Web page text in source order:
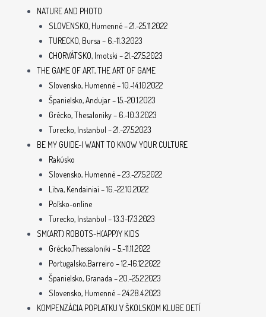
NATURE AND PHOTO
SLOVENSKO, Humenné – 21.-25.11.2022
TURECKO, Bursa – 6.-11.3.2023
CHORVÁTSKO, Imotski – 21.-27.5.2023
THE GAME OF ART, THE ART OF GAME
Slovensko, Humenné – 10.-14.10.2022
Španielsko, Andujar – 15.-20.1.2023
Grécko, Thesaloniky – 6.-10.3.2023
Turecko, Instanbul – 21.-27.5.2023
BE MY GUIDE-I WANT TO KNOW YOUR CULTURE
Rakúsko
Slovensko, Humenné – 23.-27.5.2022
Litva, Kendainiai – 16.-22.10.2022
Poľsko-online
Turecko, Instanbul – 13.3-17.3.2023
SM(ART) ROBOTS-H(APP)Y KIDS
Grécko,Thessaloniki – 5.-11.11.2022
Portugalsko,Barreiro – 12.-16.12.2022
Španielsko, Granada – 20.-25.2.2023
Slovensko, Humenné – 24.28.4.2023
KOMPENZÁCIA POPLATKU V ŠKOLSKOM KLUBE DETÍ